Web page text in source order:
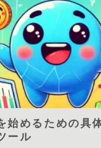
始めるための具
ール